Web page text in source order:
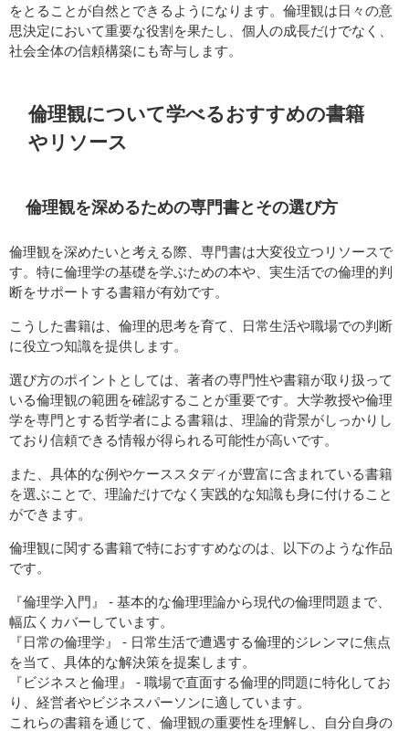
をとることが自然とできるようになります。倫理観は日々の意
思決定において重要な役割を果たし、個人の成長だけでなく、
社会全体の信頼構築にも寄与します。
倫理観について学べるおすすめの書籍
やリソース
倫理観を深めるための専門書とその選び方
倫理観を深めたいと考える際、専門書は大変役立つリソースで
す。特に倫理学の基礎を学ぶための本や、実生活での倫理的判
断をサポートする書籍が有効です。
こうした書籍は、倫理的思考を育て、日常生活や職場での判断
に役立つ知識を提供します。
選び方のポイントとしては、著者の専門性や書籍が取り扱って
いる倫理観の範囲を確認することが重要です。大学教授や倫理
学を専門とする哲学者による書籍は、理論的背景がしっかりし
ており信頼できる情報が得られる可能性が高いです。
また、具体的な例やケーススタディが豊富に含まれている書籍
を選ぶことで、理論だけでなく実践的な知識も身に付けること
ができます。
倫理観に関する書籍で特におすすめなのは、以下のような作品
です。
『倫理学入門』 - 基本的な倫理理論から現代の倫理問題まで、
幅広くカバーしています。
『日常の倫理学』 - 日常生活で遭遇する倫理的ジレンマに焦点
を当て、具体的な解決策を提案します。
『ビジネスと倫理』 - 職場で直面する倫理的問題に特化してお
り、経営者やビジネスパーソンに適しています。
これらの書籍を通じて、倫理観の重要性を理解し、自分自身の